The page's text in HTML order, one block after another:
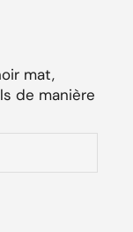
mat,
de manière